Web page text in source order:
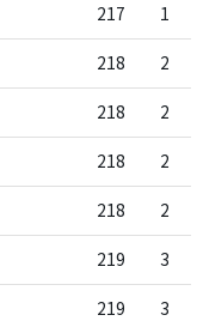
217 1
218 2
218 2
218 2
218 2
219 3
219 3